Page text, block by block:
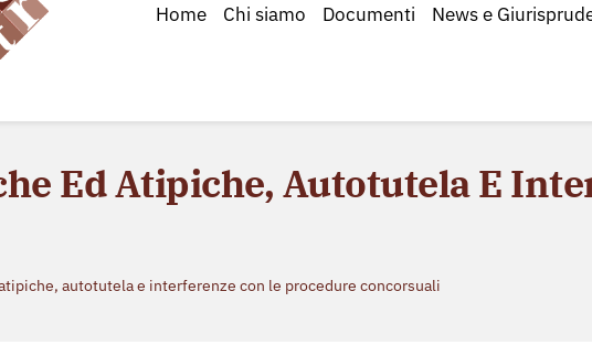
Home Chi siamo Documenti News e
Ed Atipiche, Autotutela E
autotutela e interferenze con le procedure concorsuali